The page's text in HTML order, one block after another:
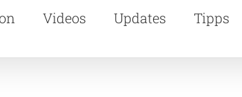
Videos Updates Tipps